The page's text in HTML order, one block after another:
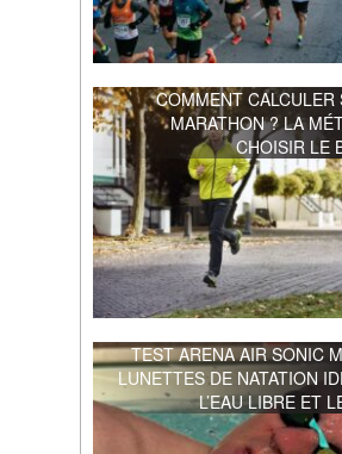
COMMENT CALCULER
MARATHON ? LA
CHOISIR LE
TEST ARENA AIR SONIC
LUNETTES DE NATATION
L’EAU LIBRE ET